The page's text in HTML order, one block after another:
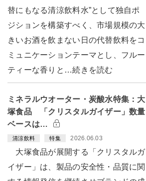
替にもなる清涼飲料水”として独自ポ
ジションを構築すべく、市場規模の大
きいお酒を飲まない日の代替飲料をコ
ミュニケーションテーマとし、フルー
ティーな香りと…続きを読む
ミネラルウオーター・炭酸水特集：大
塚食品 「クリスタルガイザー」数量
ベースは…
清涼飲料 特集 2026.06.03
大塚食品が展開する「クリスタルガ
イザー」は、製品の安全性・品質に関